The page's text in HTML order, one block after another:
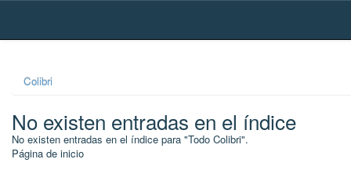
Skip
Colibri
No existen entradas en el índice
No existen entradas en el índice para "Todo Colibri".
Página de inicio